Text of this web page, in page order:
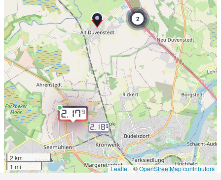
2.179
2.189
2
2 km
1 mi
Leaflet | ©OpenStreetMap contributors